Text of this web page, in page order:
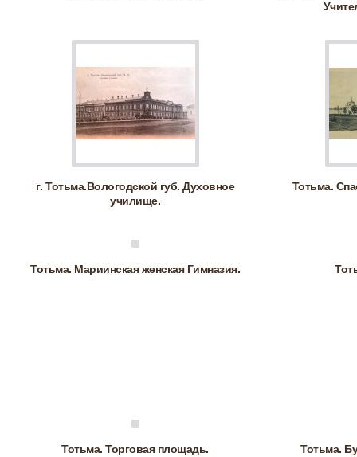
г. Тотьма.Вологодской губ. Духовное
училище.
Тотьма.
Тотьма. Мариинская женская Гимназия.
Тотьма. Торговая площадь. Тотьма.